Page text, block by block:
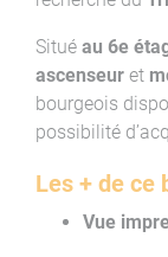
Situé au 6e
ascenseur et
bourgeois
possibilité
Les + de ce
Vue